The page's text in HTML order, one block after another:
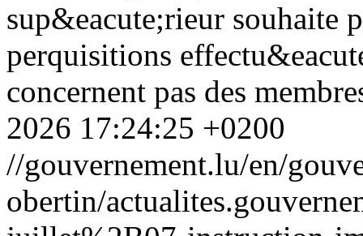
sup&eacute;rieur souhaite
perquisitions
concernent pas des
2026 17:24:25 +0200
//gouvernement.lu/en/
obertin/